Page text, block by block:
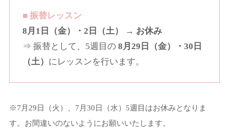
■ 振替レッスン
8月1日（金）・2日（土） → お休み
⇒ 振替として、5週目の8月29日（金）・30日
（土） にレッスンを行います。
※7月29日（火）、7月30日（水）5週目はお休みとなりま
す。お間違いのないようにお願いいたします。